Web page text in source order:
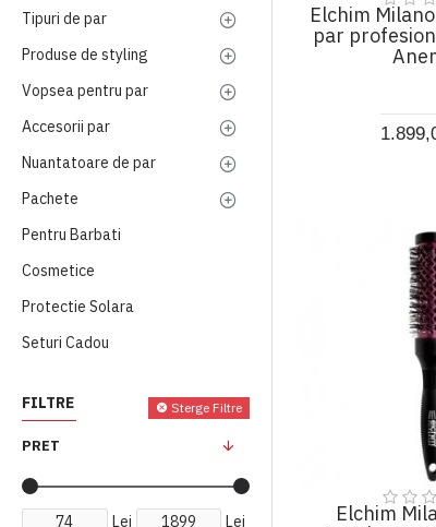
Biolage
Boucleme
Color Wow
Crazy Color
Dermorganic
Elchim
Fanola
GA.MA
ILU
Indola
Jaguar
Joico
K18
Tipuri de par
Produse de styling
Vopsea pentru par
Accesorii par
Nuantatoare de par
Pachete
Pentru Barbati
Cosmetice
Protectie Solara
Seturi Cadou
FILTRE Sterge Filtre
PRET
Lei Lei
Elchim
par
Elchim